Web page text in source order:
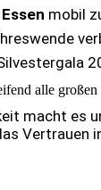
mobil
alle großen
macht es
Vertrauen